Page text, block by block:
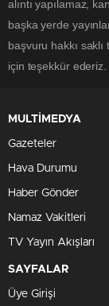
alıntı yapılamaz,
başka yerde
başvuru hakkı
için teşekkür ederiz.
MULTİMEDYA
Gazeteler
Hava Durumu
Haber Gönder
Namaz Vakitleri
TV Yayın Akışları
SAYFALAR
Üye Girişi